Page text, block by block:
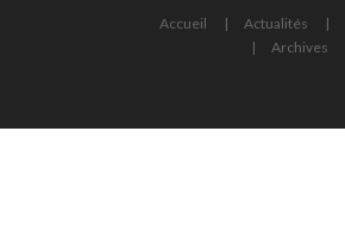
Accueil Actualités
Archives